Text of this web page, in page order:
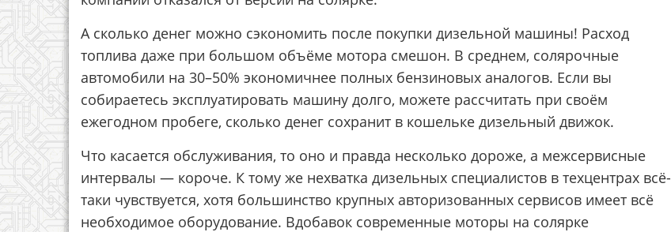
А сколько денег можно сэкономить после покупки дизельной машины! Расход
топлива даже при большом объёме мотора смешон. В среднем, солярочные
автомобили на 30–50% экономичнее полных бензиновых аналогов. Если вы
собираетесь эксплуатировать машину долго, можете рассчитать при своём
ежегодном пробеге, сколько денег сохранит в кошельке дизельный движок.
Что касается обслуживания, то оно и правда несколько дороже, а межсервисные
интервалы — короче. К тому же нехватка дизельных специалистов в техцентрах всё-
таки чувствуется, хотя большинство крупных авторизованных сервисов имеет всё
необходимое оборудование. Вдобавок современные моторы на солярке